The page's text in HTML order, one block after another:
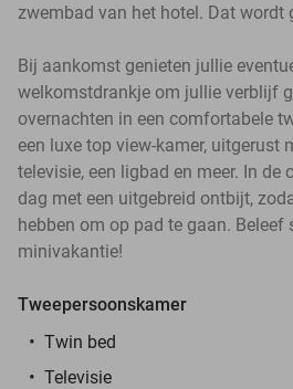
zwembad van het hotel. Dat wordt
Bij aankomst genieten jullie
welkomstdrankje om jullie verblijf
overnachten in een comfortabele
een luxe top view-kamer, uitgerust
televisie, een ligbad en meer. In de
dag met een uitgebreid ontbijt,
hebben om op pad te gaan.
minivakantie!
Tweepersoonskamer
Twin bed
Televisie